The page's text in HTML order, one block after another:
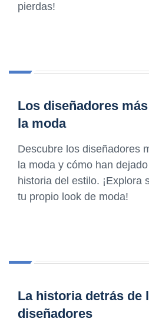
pierdas!
Los diseñadores
la moda
Descubre los diseñadores
la moda y cómo han
historia del estilo. ¡Explora
tu propio look de moda!
La historia detrás de
diseñadores